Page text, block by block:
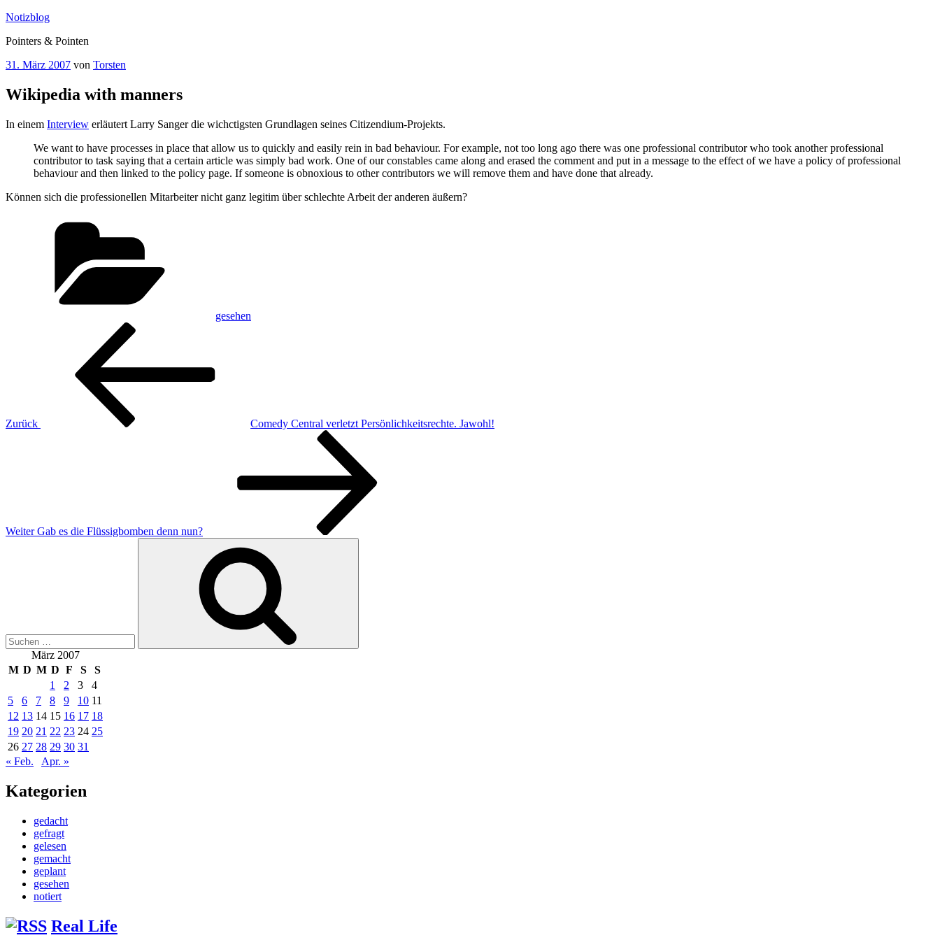
Zum
springen
Notizblog
Pointers & Pointen
Veröffentlicht
31. März 2007 von Torsten
Wikipedia with manners
In einem Interview erläutert Larry Sanger die wichctigsten Grundlagen seines Citizendium-Projekts.
We want to have processes in place that allow us to quickly and easily rein in bad behaviour. For example, not too long ago there was one professional contributor who took another professional
contributor to task saying that a certain article was simply bad work. One of our constables came along and erased the comment and put in a message to the effect of we have a policy of professional
behaviour and then linked to the policy page. If someone is obnoxious to other contributors we will remove them and have done that already.
Können sich die professionellen Mitarbeiter nicht ganz legitim über schlechte Arbeit der anderen äußern?
gesehen
Beitragsnavigation
Zurück
Comedy Central verletzt Persönlichkeitsrechte. Jawohl!
Weiter Gab es die Flüssigbomben denn nun?
März 2007
M D M D F S
S
1
2 3
4
5
6 7 8 9 10 11
12 13 14 15 16 17 18
19 20 21 22 23 24 25
26 27 28 29 30 31
« Feb.
Apr. »
Kategorien
gedacht
gefragt
gelesen
gemacht
geplant
gesehen
notiert
Real Life